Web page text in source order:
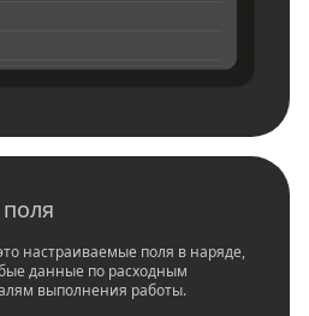
настраиваемые поля в наряде,
данные по расходным
выполнения работы.